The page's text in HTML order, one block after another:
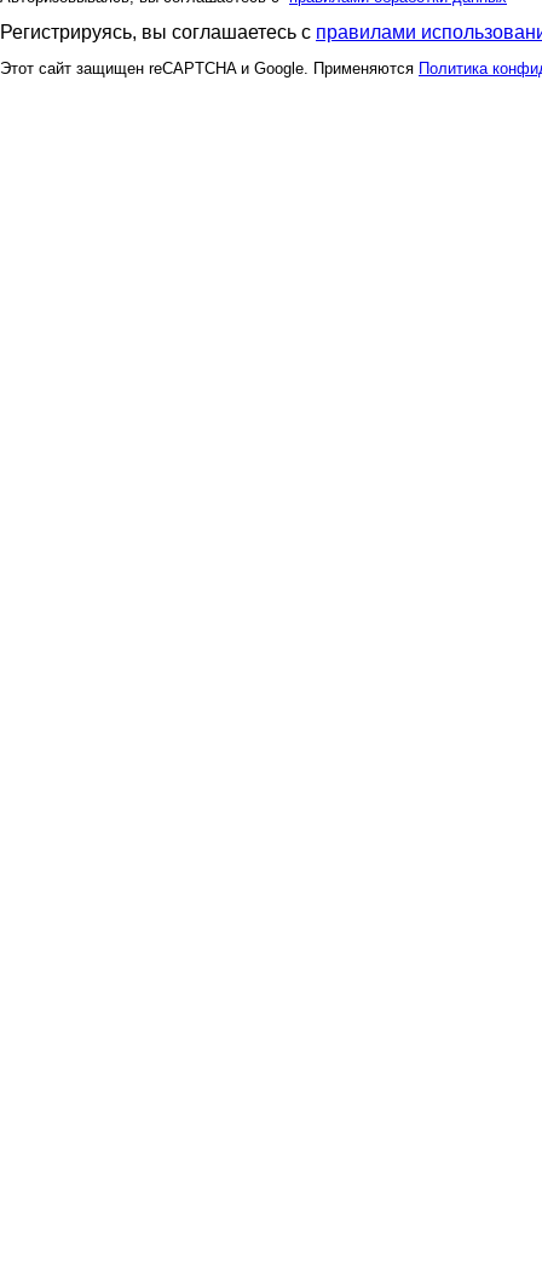
Регистрируясь, вы соглашаетесь с правилами
Этот сайт защищен reCAPTCHA и Google. Применяются Политика